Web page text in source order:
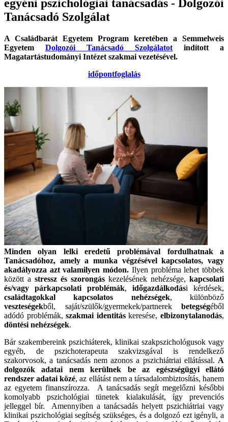
egyéni pszichológiai tanácsadás - Dolgozói
Tanácsadó Szolgálat
A Családbarát Egyetem Program keretében a Semmelweis
Egyetem Dolgozói Tanácsadó Szolgálatot indított a
Magatartástudományi Intézet szakmai vezetésével.
időpontfoglalás
Minden olyan lelki eredetű problémával fordulhatnak a
Tanácsadóhoz, amely a munka végzésével kapcsolatos, vagy
akadályozza azt valamilyen módon. Ilyen probléma lehet többek
között a stressz és szorongás kezelésének nehézsége, kapcsolati
és/vagy párkapcsolati problémák, időgazdálkodási kérdések,
családtagokkal kapcsolatos nehézségek, különböző
veszteségekből, saját/szülők/gyermekek/partnerek betegségéből
adódó problémák,szakmai identitáskeresése,elbizonytalanodás,
döntési nehézségek.
Bár szakembereink pszichiáterek, klinikai szakpszichológusok vagy
egyéb, de pszichoterapeuta szakvizsgával is rendelkező
szakorvosok, a tanácsadás nem azonos a pszichiátriai ellátással. A
dolgozók adatai nem kerülnek be az egészségügyi ellátó
rendszer adatai közé, az ellátást nem a társadalombiztosítás, hanem
az egyetem finanszírozza. A tanácsadás segít megelőzni későbbi
komolyabb pszichológiai tünetek kialakulását, így prevenciós
jelleggel bír. Amennyiben a tanácsadás helyett pszichiátriai vagy
klinikai pszichológiai segítség szükséges, és a dolgozó ezt igényli, a